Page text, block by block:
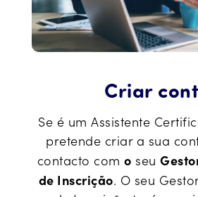
Criar
Se é um Assistente
pretende criar a sua
contacto como seu
de Inscrição. O seu